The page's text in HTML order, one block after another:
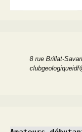
8 rue Brillat-